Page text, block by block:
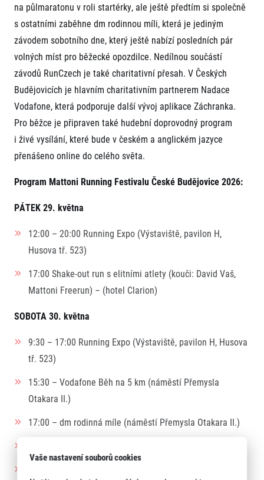
na půlmaratonu v roli startérky, ale ještě předtím si společně
s ostatními zaběhne dm rodinnou míli, která je jediným
závodem sobotního dne, který ještě nabízí posledních pár
volných míst pro běžecké opozdilce. Nedílnou součástí
závodů RunCzech je také charitativní přesah. V Českých
Budějovicích je hlavním charitativním partnerem Nadace
Vodafone, která podporuje další vývoj aplikace Záchranka.
Pro běžce je připraven také hudební doprovodný program
i živé vysílání, které bude v českém a anglickém jazyce
přenášeno online do celého světa.
Program Mattoni Running Festivalu České Budějovice 2026:
PÁTEK 29. května
12:00 – 20:00 Running Expo (Výstaviště, pavilon H,
Husova tř. 523)
17:00 Shake-out run s elitními atlety (kouči: David Vaš,
Mattoni Freerun) – (hotel Clarion)
SOBOTA 30. května
9:30 – 17:00 Running Expo (Výstaviště, pavilon H, Husova
tř. 523)
15:30 – Vodafone Běh na 5 km (náměstí Přemysla
Otakara II.)
17:00 – dm rodinná míle (náměstí Přemysla Otakara II.)
Vaše nastavení souborů cookies